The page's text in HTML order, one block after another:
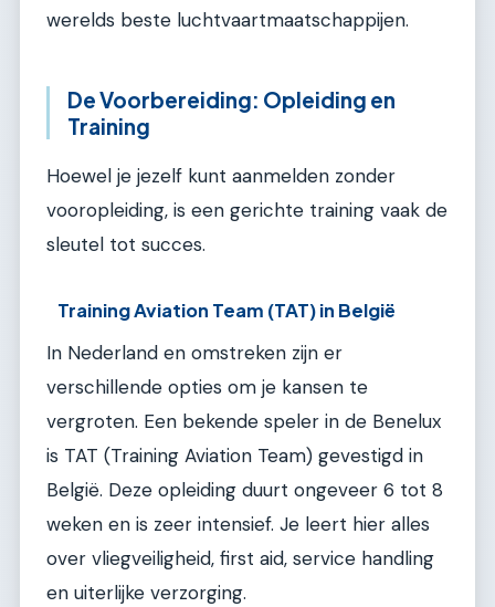
werelds beste luchtvaartmaatschappijen.
De Voorbereiding: Opleiding en
Training
Hoewel je jezelf kunt aanmelden zonder
vooropleiding, is een gerichte training vaak de
sleutel tot succes.
Training Aviation Team (TAT) in België
In Nederland en omstreken zijn er
verschillende opties om je kansen te
vergroten. Een bekende speler in de Benelux
is TAT (Training Aviation Team) gevestigd in
België. Deze opleiding duurt ongeveer 6 tot 8
weken en is zeer intensief. Je leert hier alles
over vliegveiligheid, first aid, service handling
en uiterlijke verzorging.